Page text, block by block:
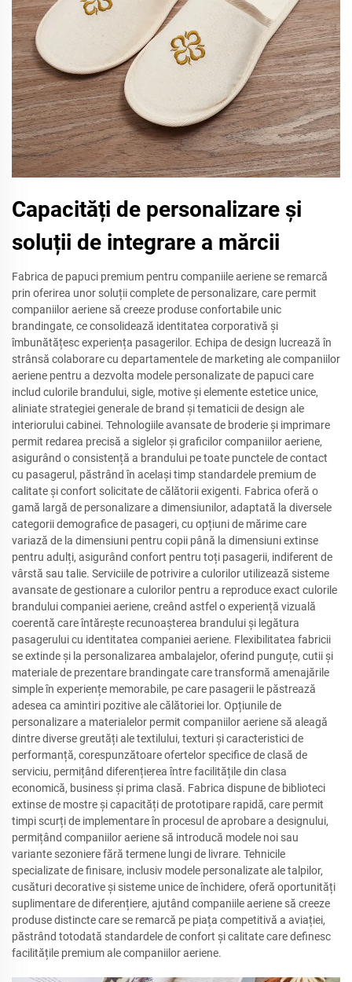
Capacități de personalizare și
soluții de integrare a mărcii
Fabrica de papuci premium pentru companiile aeriene se remarcă
prin oferirea unor soluții complete de personalizare, care permit
companiilor aeriene să creeze produse confortabile unic
brandingate, ce consolidează identitatea corporativă și
îmbunătățesc experiența pasagerilor. Echipa de design lucrează în
strânsă colaborare cu departamentele de marketing ale companiilor
aeriene pentru a dezvolta modele personalizate de papuci care
includ culorile brandului, sigle, motive și elemente estetice unice,
aliniate strategiei generale de brand și tematicii de design ale
interiorului cabinei. Tehnologiile avansate de broderie și imprimare
permit redarea precisă a siglelor și graficilor companiilor aeriene,
asigurând o consistență a brandului pe toate punctele de contact
cu pasagerul, păstrând în același timp standardele premium de
calitate și confort solicitate de călătorii exigenti. Fabrica oferă o
gamă largă de personalizare a dimensiunilor, adaptată la diversele
categorii demografice de pasageri, cu opțiuni de mărime care
variază de la dimensiuni pentru copii până la dimensiuni extinse
pentru adulți, asigurând confort pentru toți pasagerii, indiferent de
vârstă sau talie. Serviciile de potrivire a culorilor utilizează sisteme
avansate de gestionare a culorilor pentru a reproduce exact culorile
brandului companiei aeriene, creând astfel o experiență vizuală
coerentă care întărește recunoașterea brandului și legătura
pasagerului cu identitatea companiei aeriene. Flexibilitatea fabricii
se extinde și la personalizarea ambalajelor, oferind punguțe, cutii și
materiale de prezentare brandingate care transformă amenajările
simple în experiențe memorabile, pe care pasagerii le păstrează
adesea ca amintiri pozitive ale călătoriei lor. Opțiunile de
personalizare a materialelor permit companiilor aeriene să aleagă
dintre diverse greutăți ale textilului, texturi și caracteristici de
performanță, corespunzătoare ofertelor specifice de clasă de
serviciu, permițând diferențierea între facilitățile din clasa
economică, business și prima clasă. Fabrica dispune de biblioteci
extinse de mostre și capacități de prototipare rapidă, care permit
timpi scurți de implementare în procesul de aprobare a designului,
permițând companiilor aeriene să introducă modele noi sau
variante sezoniere fără termene lungi de livrare. Tehnicile
specializate de finisare, inclusiv modele personalizate ale talpilor,
cusături decorative și sisteme unice de închidere, oferă oportunități
suplimentare de diferențiere, ajutând companiile aeriene să creeze
produse distincte care se remarcă pe piața competitivă a aviației,
păstrând totodată standardele de confort și calitate care definesc
facilitățile premium ale companiilor aeriene.